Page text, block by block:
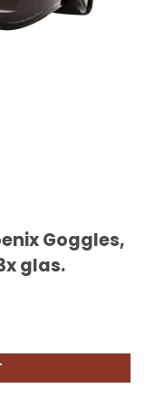
Goggles,
glas.